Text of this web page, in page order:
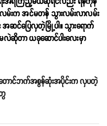
းက အင်မတန် ​သွားလမ်းလာလမ်း
င်​ပြေလှတဲ့မြို့ပါ။ သွား​ရောက်
ဆိုတာ ယခုဆောင်ပါးလေးမှာ
တောင်ဘက်အစွန်ဆုံးအပိုင်းက လှပတဲ့